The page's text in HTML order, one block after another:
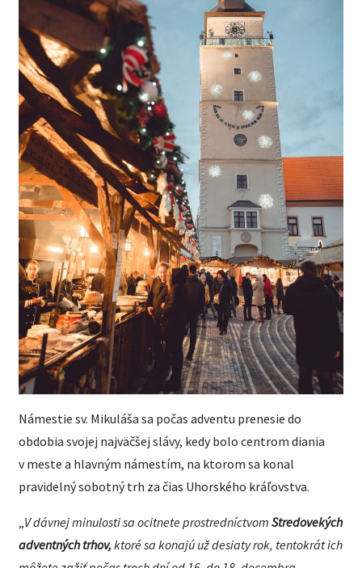
Námestie sv. Mikuláša sa počas adventu prenesie do
obdobia svojej najväčšej slávy, kedy bolo centrom diania
v meste a hlavným námestím, na ktorom sa konal
pravidelný sobotný trh za čias Uhorského kráľovstva.
V dávnej minulosti sa ocitnete prostredníctvom Stredovekých
adventných trhov, ktoré sa konajú už desiaty rok, tentokrát ich